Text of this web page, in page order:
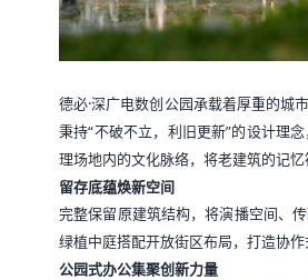
德必·深广电数创公园承载着厚重的城
秉持“不破不立，利旧更新”的设计理
理场地内的文化脉络，将老建筑的记忆
留存底蕴焕新空间
完整保留原建筑结构，将演播空间、
绿植中庭搭配开放街区布局，打造协作
公园式办公集聚创新力量